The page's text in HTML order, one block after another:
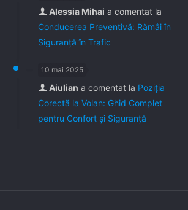
Alessia Mihai a comentat la
Conducerea Preventivă: Rămâi în
Siguranță în Trafic
10 mai 2025
Aiulian a comentat la Poziția
Corectă la Volan: Ghid Complet
pentru Confort și Siguranță